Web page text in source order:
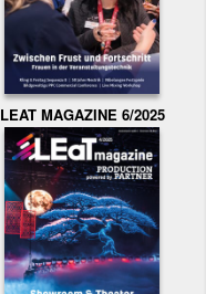
LEAT MAGAZINE 6/2025